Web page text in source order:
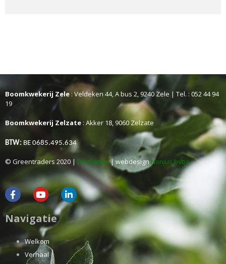
Boomkwekerij Zele: Veldeken 44, A bus 2, 9240 Zele | Tel. : 052 44 94
19
Boomkwekerij Zelzate : Akker 18, 9060 Zelzate
BTW: BE 0685.495.634
© Greentraders 2020 | Disclaimer| webdesignNonius bvba
Navigatie
Welkom
Verhaal